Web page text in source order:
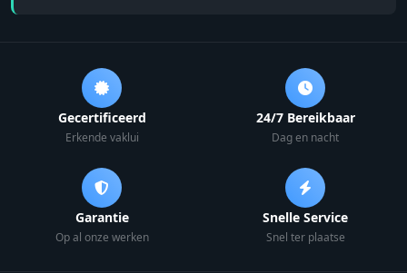
Gecertificeerd
Erkende vaklui
24/7 Bereikbaar
Dag en nacht
Garantie
Op al onze werken
Snelle Service
Snel ter plaatse